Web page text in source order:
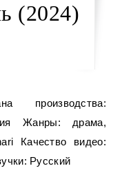
(2024)
Жанры: драма,
Качество видео:
Русский